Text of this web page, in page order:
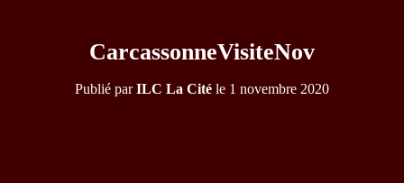
CarcassonneVisiteNov
Publié parILC La Cité le 1 novembre 2020